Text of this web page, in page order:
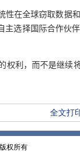
在全球窃取数据
选择国际合作伙
利，而不是继续
全文打
权所有